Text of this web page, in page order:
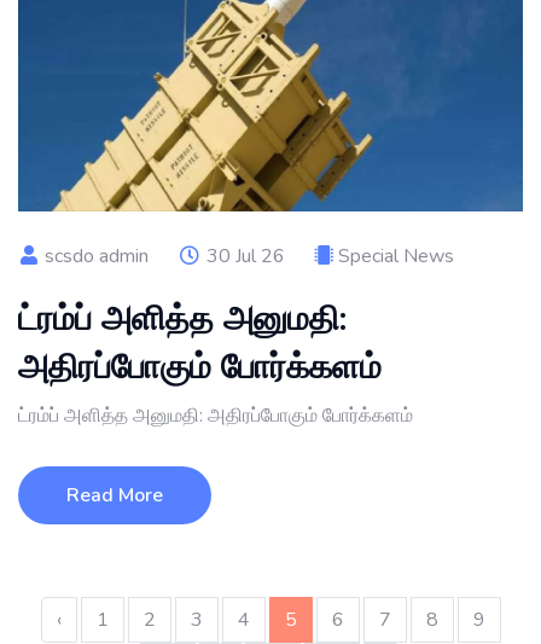
scsdo admin 30 Jul 26 Special News
ட்ரம்ப் அளித்த அனுமதி:
அதிரப்போகும் போர்க்களம்
ட்ரம்ப் அளித்த அனுமதி: அதிரப்போகும் போர்க்களம்
Read More
‹ 1 2 3 4 5 6 7 8
9